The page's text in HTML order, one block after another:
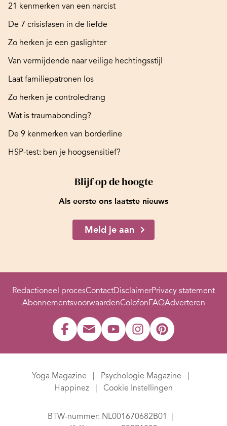
21 kenmerken van een narcist
De 7 crisisfasen in de liefde
Zo herken je een gaslighter
Van vermijdende naar veilige hechtingsstijl
Laat familiepatronen los
Zo herken je controledrang
Wat is traumabonding?
De 9 kenmerken van borderline
HSP-test: ben je hoogsensitief?
Blijf op de hoogte
Als eerste ons laatste nieuws
Meld je aan
Redactioneel procesContactDisclaimerPrivacy statement
AbonnementsvoorwaardenColofonFAQAdverteren
Yoga Magazine
Psychologie Magazine
Happinez
Cookie Instellingen
BTW-nummer: NL001670682B01